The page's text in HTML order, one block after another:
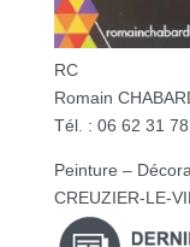
RC
Romain
Tél. : 06 62 31
Peinture –
CREUZIER-LE-